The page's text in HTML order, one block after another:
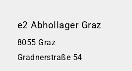
e2 Abhollager Graz
8055 Graz
Gradnerstraße 54